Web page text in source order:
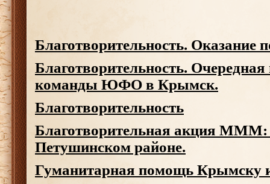
Благотворительность. Оказание
Благотворительность.
команды ЮФО в Крымск.
Благотворительность
Благотворительная акция
Петушинском районе.
Гуманитарная помощь Крымску